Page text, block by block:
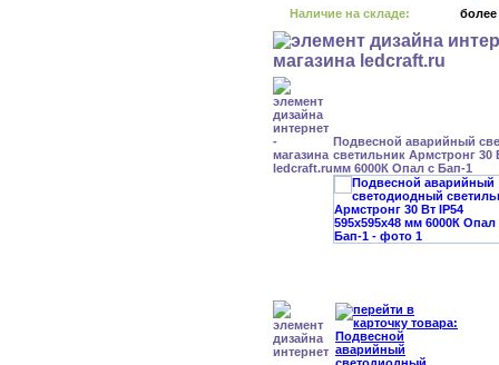
Наличие на складе: более
Подвесной аварийный
светильник Армстронг 30
мм 6000К Опал с Бап-1